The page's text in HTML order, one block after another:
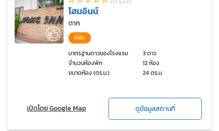
โฮมอินน์
ตาก
ที่พัก
มาตรฐานดาวของโรงแรม
3 ดาว
จำนวนห้องพัก
12 ห้อง
ขนาดห้อง (ตร.ม.)
24 ตร.ม.
เปิดโดย Google Map ดูข้อมูลสถานที่